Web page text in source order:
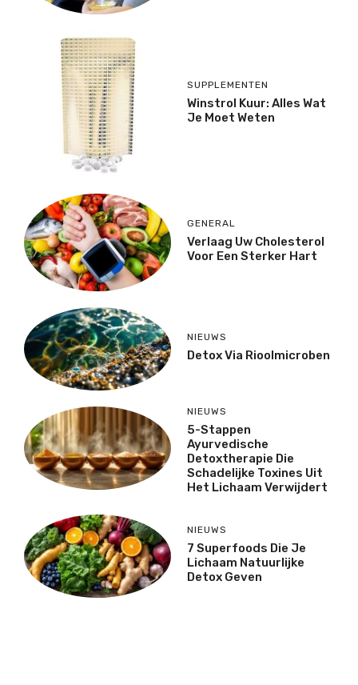
SUPPLEMENTEN
Winstrol Kuur: Alles Wat
Je Moet Weten
GENERAL
Verlaag Uw Cholesterol
Voor Een Sterker Hart
NIEUWS
Detox Via Rioolmicroben
NIEUWS
5-Stappen
Ayurvedische
Detoxtherapie Die
Schadelijke Toxines Uit
Het Lichaam Verwijdert
NIEUWS
7 Superfoods Die Je
Lichaam Natuurlijke
Detox Geven